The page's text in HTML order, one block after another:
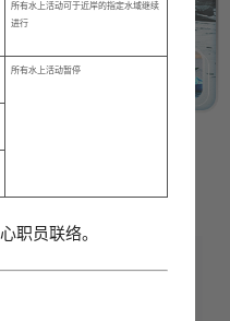
全港市民有更多
巧。
毗邻西贡万宜水
动中心、面向赤
所有水上活动可于近岸的指定水域继续
进行
所有水上活动暂停
职员联络。